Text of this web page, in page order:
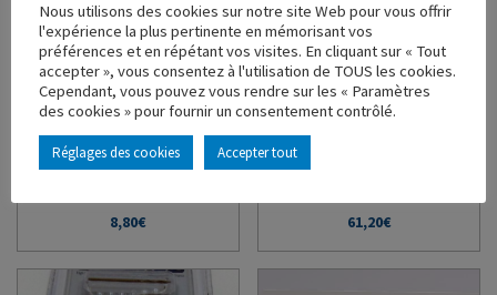
RAMPES DE SPOTS DAF
EURO 6 SUPERSPACE
Ref : 120082 - Échelle : 1/43
8,80€
RENAULT MASTER PHASE 2
(2019) BLANC MINERAL
Ref : 116674 - Échelle : 1/43
61,20€
Nous utilisons des cookies sur notre site Web pour vous offrir
l'expérience la plus pertinente en mémorisant vos
préférences et en répétant vos visites. En cliquant sur « Tout
accepter », vous consentez à l'utilisation de TOUS les cookies.
Cependant, vous pouvez vous rendre sur les « Paramètres
des cookies » pour fournir un consentement contrôlé.
Réglages des cookies Accepter tout